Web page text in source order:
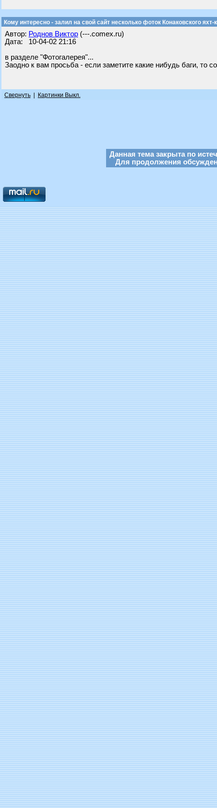
Кому интересно - залил на свой сайт несколько фоток Конаковского яхт-
Автор: Роднов Виктор (---.comex.ru)
Дата: 10-04-02 21:16
в разделе "Фотогалерея"...
Заодно к вам просьба - если заметите какие нибудь баги, то
Свернуть Картинки Выкл.
Данная тема закрыта по
Для продолжения